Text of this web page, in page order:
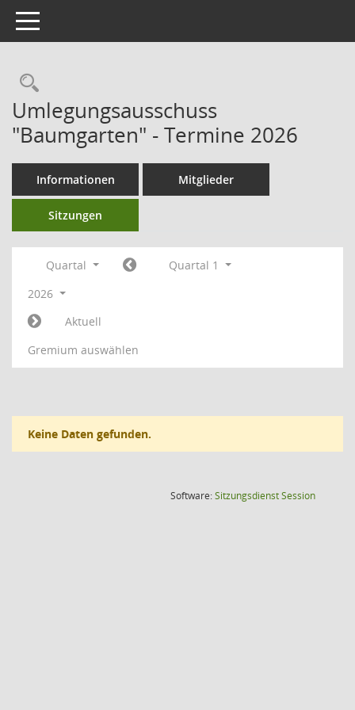
Toggle navigation
Umlegungsausschuss
"Baumgarten" - Termine 2026
Informationen Mitglieder
Sitzungen
Quartal
Quartal 1
2026
Aktuell
Gremium auswählen
Keine Daten gefunden.
Software:SitzungsdienstSession(Wird in